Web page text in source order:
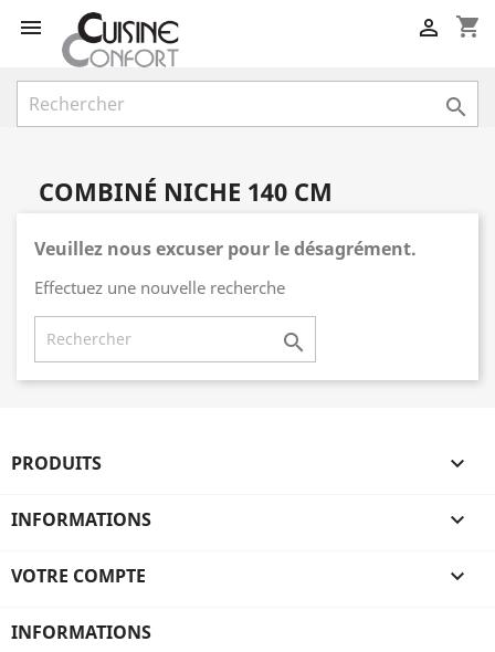
 shopping_cart


COMBINÉ NICHE 140 CM
Veuillez nous excuser pour le désagrément.
Effectuez une nouvelle recherche

PRODUITS 
INFORMATIONS 
VOTRE COMPTE 
INFORMATIONS